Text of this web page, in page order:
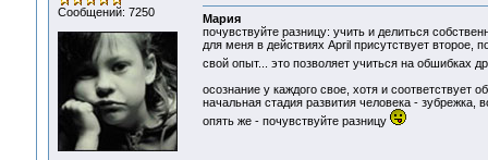
Сообщений: 7250
Мария
почувствуйте разницу: учить и делиться
для меня в действиях April присутствует второе,
свой опыт... это позволяет учиться на обшибках
осознание у каждого свое, хотя и соответствует
начальная стадия развития человека - зубрежка,
опять же - почувствуйте разницу